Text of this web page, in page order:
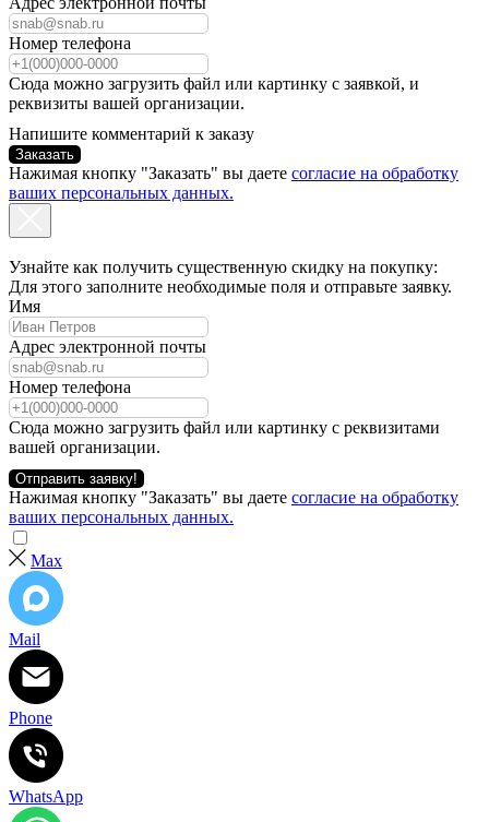
Номер телефона
Сюда можно загрузить файл или картинку с заявкой, и
реквизиты вашей организации.
Напишите комментарий к заказу
Заказать
Нажимая кнопку "Заказать" вы даете согласие на обработку
ваших персональных данных.
Узнайте как получить существенную скидку на покупку:
Для этого заполните необходимые поля и отправьте заявку.
Имя
Адрес электронной почты
Номер телефона
Сюда можно загрузить файл или картинку с реквизитами
вашей организации.
Отправить заявку!
Нажимая кнопку "Заказать" вы даете согласие на обработку
ваших персональных данных.
Max
Mail
Phone
WhatsApp